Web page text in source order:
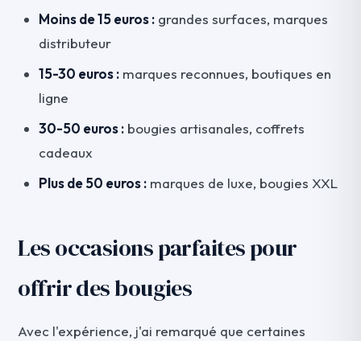
Moins de 15 euros : grandes surfaces, marques
distributeur
15-30 euros : marques reconnues, boutiques en
ligne
30-50 euros : bougies artisanales, coffrets
cadeaux
Plus de 50 euros : marques de luxe, bougies XXL
Les occasions parfaites pour
offrir des bougies
Avec l'expérience, j'ai remarqué que certaines